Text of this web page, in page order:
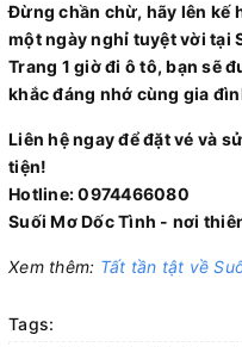
Đừng chần chừ, hãy lên kế
một ngày nghỉ tuyệt vời tại
Trang 1 giờ đi ô tô, bạn sẽ
khắc đáng nhớ cùng gia
Liên hệ ngay để đặt vé và
tiện!
Hotline: 0974466080
Suối Mơ Dốc Tình - nơi
Xem thêm: Tất tần tật về
Tags: